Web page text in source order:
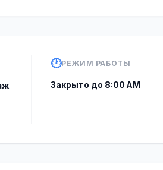
🕐РЕЖИМ РАБОТЫ
Закрыто до 8:00 AM